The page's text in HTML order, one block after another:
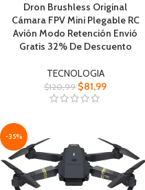
Dron Brushless Original
Cámara FPV Mini Plegable RC
Avión Modo Retención Envió
Gratis 32% De Descuento
TECNOLOGIA
$120,99 $81,99
-35%